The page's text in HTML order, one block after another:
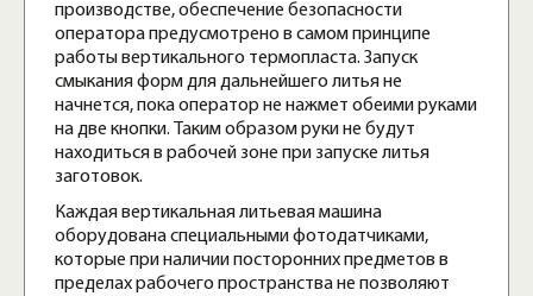
производстве, обеспечение безопасности
оператора предусмотрено в самом принципе
работы вертикального термопласта. Запуск
смыкания форм для дальнейшего литья не
начнется, пока оператор не нажмет обеими руками
на две кнопки. Таким образом руки не будут
находиться в рабочей зоне при запуске литья
заготовок.
Каждая вертикальная литьевая машина
оборудована специальными фотодатчиками,
которые при наличии посторонних предметов в
пределах рабочего пространства не позволяют